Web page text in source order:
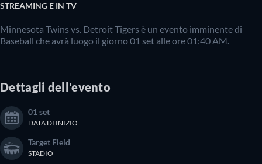
STREAMING E IN TV
Minnesota Twins vs. Detroit Tigers è un evento imminente di
Baseball che avrà luogo il giorno 01 set alle ore 01:40 AM.
Dettagli dell'evento
01 set
DATA DI INIZIO
Target Field
STADIO